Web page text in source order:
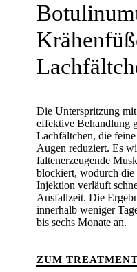
Die Unterspritzung
effektive Behandlung
Lachfältchen, die
Augen reduziert. Es
faltenerzeugende
blockiert, wodurch die
Injektion verläuft
Ausfallzeit. Die
innerhalb weniger
bis sechs Monate an.
ZUM TREATMENT